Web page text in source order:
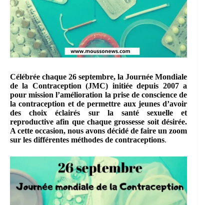
Célébrée chaque 26 septembre, la Journée Mondiale
de la Contraception (JMC) initiée depuis 2007 a
pour mission l’amélioration la prise de conscience de
la contraception et de permettre aux jeunes d’avoir
des choix éclairés sur la santé sexuelle et
reproductive afin que chaque grossesse soit désirée.
A cette occasion, nous avons décidé de faire un zoom
sur les différentes méthodes de contraceptions.